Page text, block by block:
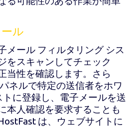
ル
メール フィルタリング シス
をスキャンしてチェック
当性を確認します。さら
ネルで特定の送信者をホワ
に登録し、電子メールを送
本人確認を要求することも
は、ウェブサイトに